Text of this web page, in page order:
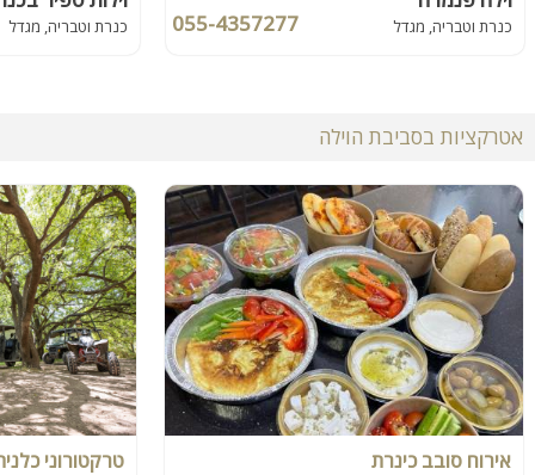
כנרת וטבריה, מגדל 055-4357277 כנרת וטבריה, מגדל
אטרקציות בסביבת הוילה
אירוח סובב כינרת טרקטורוני